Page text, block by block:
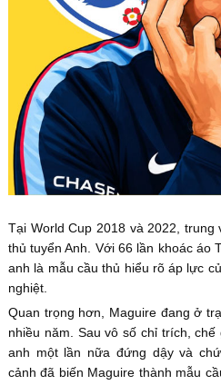
Tại World Cup 2018 và 2022,
thủ tuyển Anh. Với 66 lần khoác áo
anh là mẫu cầu thủ hiểu rõ áp lực
nghiệt.
Quan trọng hơn, Maguire đang ở
nhiều năm. Sau vô số chỉ trích, chế
anh một lần nữa đứng dậy và
cảnh đã biến Maguire thành mẫu